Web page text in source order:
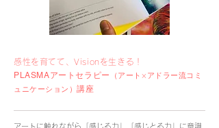
感性を育てて、Visionを生きる！
PLASMAアートセラピー （アート×アドラー流コミ
ュニケーション）講座
アートに触れながら「感じる力」「感じとる力」に意識